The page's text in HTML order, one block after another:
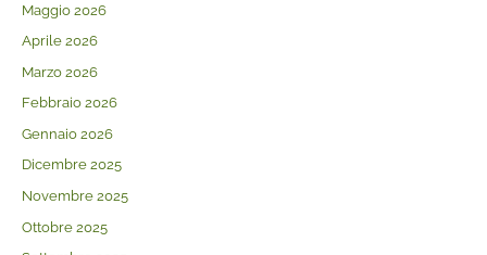
Maggio 2026
Aprile 2026
Marzo 2026
Febbraio 2026
Gennaio 2026
Dicembre 2025
Novembre 2025
Ottobre 2025